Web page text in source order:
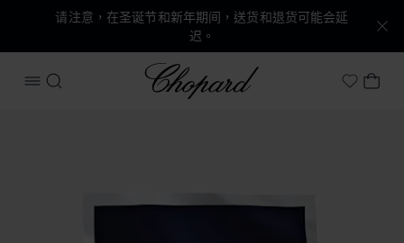
请注意，在圣诞节和新年期间，送货和退货可能会延
迟。
打开菜单
搜索
Chopard
My我